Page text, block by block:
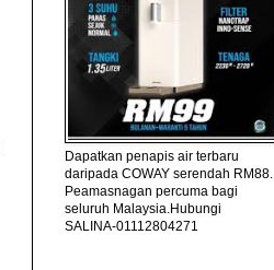
Dapatkan penapis air terbaru
daripada COWAY serendah RM88.
Peamasnagan percuma bagi
seluruh Malaysia.Hubungi
SALINA-01112804271